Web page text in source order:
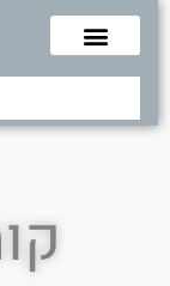
Search
Search Button